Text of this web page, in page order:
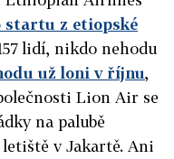
startu z etiopské
lidí, nikdo nehodu
už loni v říjnu,
Lion Air se
na palubě
v Jakartě. Ani